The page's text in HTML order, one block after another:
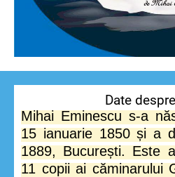
Date
Mihai Eminescu s-a
15 ianuarie 1850 și a
1889, București.Este
11 copii ai căminarului